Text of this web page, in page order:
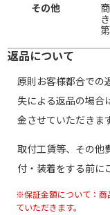
その他
返品について
原則お客様都合での
失による返品の場合
金させていただきま
取付工賃等、その他
付・装着をする前に
※保証金額について：商
ていただきます。